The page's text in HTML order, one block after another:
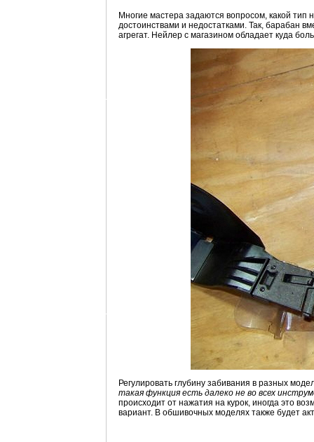
Многие мастера задаются вопросом, какой
достоинствами и недостатками. Так, барабан
агрегат. Нейлер с магазином обладает куда
Регулировать глубину забивания в разных
такая функция есть далеко не во всех
происходит от нажатия на курок, иногда это
вариант. В обшивочных моделях также будет